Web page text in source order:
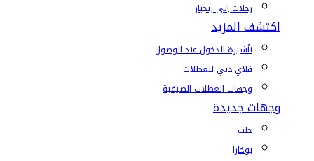
رحلات إلى زنجبار
اكتشف المزيد
تأشيرة الدخول عند الوصول
فلاي دبي للعطلات
وجهات العطلات الصيفية
وجهات جديدة
حلب
بوخارا